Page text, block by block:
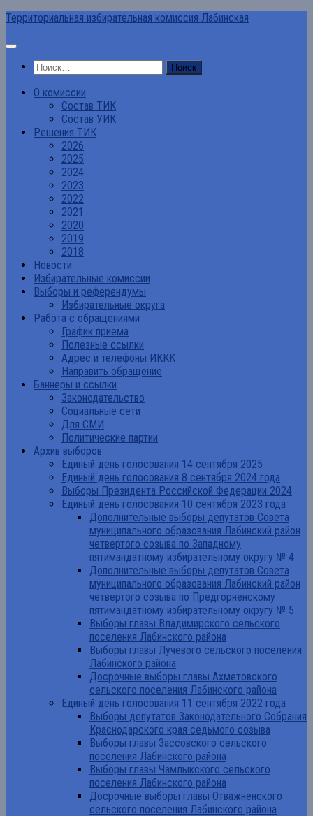
Перейти
содержимому
Территориальная избирательная комиссия Лабинская
Найти:
О комиссии
Состав ТИК
Состав УИК
Решения ТИК
2026
2025
2024
2023
2022
2021
2020
2019
2018
Новости
Избирательные комиссии
Выборы и референдумы
Избирательные округа
Работа с обращениями
График приема
Полезные ссылки
Адрес и телефоны ИККК
Направить обращение
Баннеры и ссылки
Законодательство
Социальные сети
Для СМИ
Политические партии
Архив выборов
Единый день голосования 14 сентября 2025
Единый день голосования 8 сентября 2024 года
Выборы Президента Российской Федерации 2024
Единый день голосования 10 сентября 2023 года
Дополнительные выборы депутатов Совета
муниципального образования Лабинский район
четвертого созыва по Западному
пятимандатному избирательному округу № 4
Дополнительные выборы депутатов Совета
муниципального образования Лабинский район
четвертого созыва по Предгорненскому
пятимандатному избирательному округу № 5
Выборы главы Владимирского сельского
поселения Лабинского района
Выборы главы Лучевого сельского поселения
Лабинского района
Досрочные выборы главы Ахметовского
сельского поселения Лабинского района
Единый день голосования 11 сентября 2022 года
Выборы депутатов Законодательного Собрания
Краснодарского края седьмого созыва
Выборы главы Зассовского сельского
поселения Лабинского района
Выборы главы Чамлыкского сельского
поселения Лабинского района
Досрочные выборы главы Отважненского
сельского поселения Лабинского района